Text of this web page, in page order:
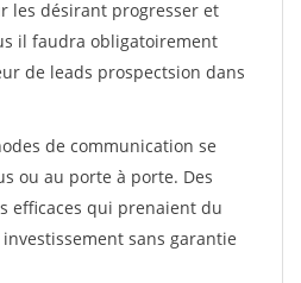
les désirant progresser et
il faudra obligatoirement
de leads prospectsion dans
de communication se
ou au porte à porte. Des
efficaces qui prenaient du
sans garantie